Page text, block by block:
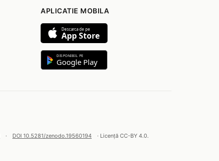
APLICATIE MOBILA
Descarca de pe
App Store
DISPONIBIL PE
Google Play
· DOI 10.5281/zenodo.19560194 · Licență CC-BY 4.0.